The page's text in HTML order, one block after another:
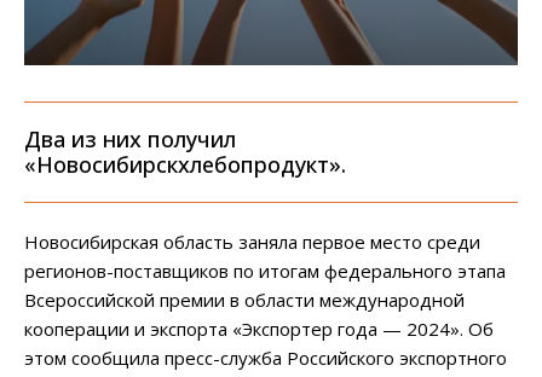
Два из них получил
«Новосибирскхлебопродукт».
Новосибирская область заняла первое место среди
регионов-поставщиков по итогам федерального этапа
Всероссийской премии в области международной
кооперации и экспорта «Экспортер года — 2024». Об
этом сообщила пресс-служба Российского экспортного